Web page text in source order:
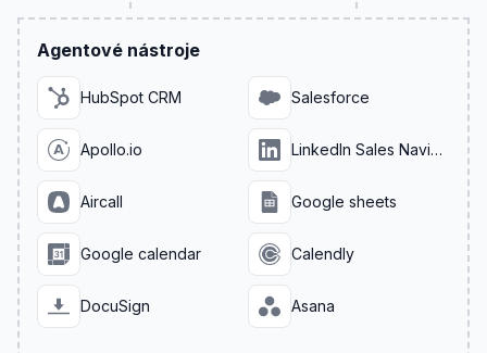
Agentové nástroje
HubSpot CRM Salesforce
Apollo.io LinkedIn Sales Navigator
Aircall Google sheets
Google calendar Calendly
DocuSign Asana